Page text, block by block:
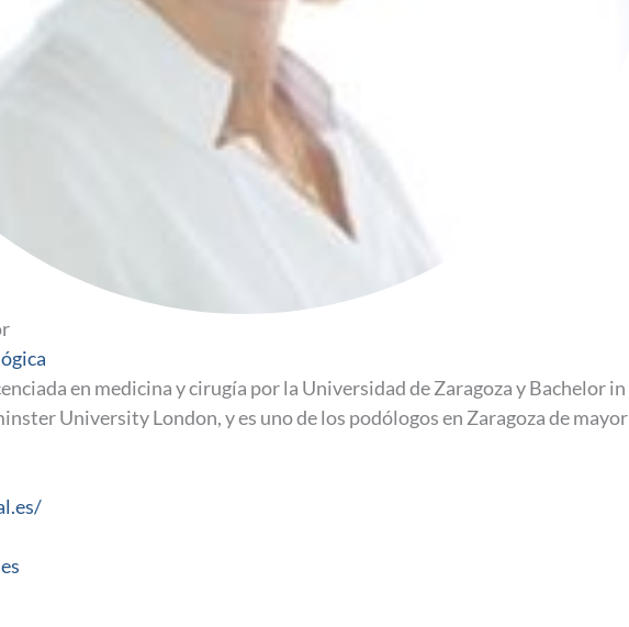
en medicina y cirugía por la Universidad de Zaragoza y Bachelor in
University London, y es uno de los podólogos en Zaragoza de mayor